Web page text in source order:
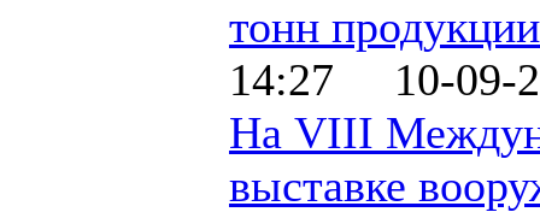
тонн продукции
14:27 10-09-
На VIII
выставке